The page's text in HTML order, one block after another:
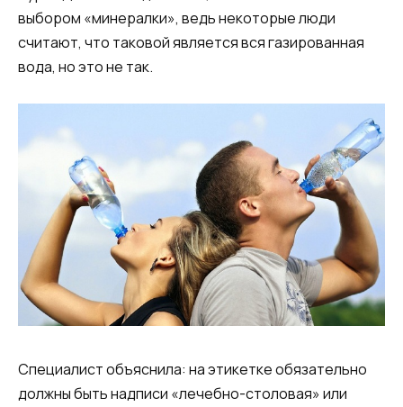
выбором «минералки», ведь некоторые люди
считают, что таковой является вся газированная
вода, но это не так.
Специалист объяснила: на этикетке обязательно
должны быть надписи «лечебно-столовая» или